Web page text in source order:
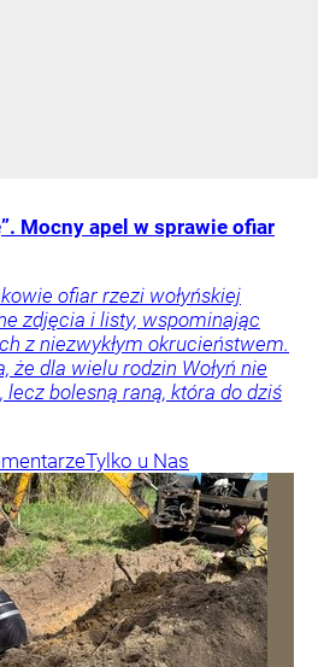
Mocny apel w sprawie ofiar
ofiar rzezi wołyńskiej
zdjęcia i listy, wspominając
z niezwykłym okrucieństwem.
że dla wielu rodzin Wołyń nie
bolesną raną, która do dziś
Tylko u Nas